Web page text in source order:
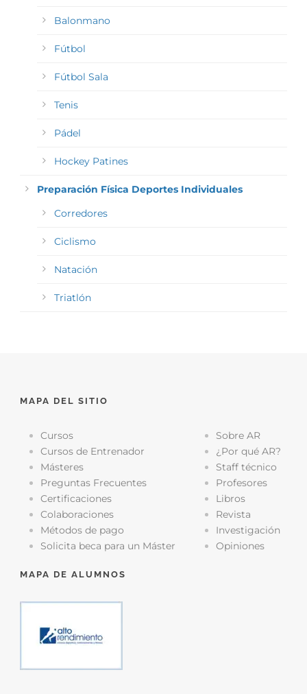
Balonmano
Fútbol
Fútbol Sala
Tenis
Pádel
Hockey Patines
Preparación Física Deportes Individuales
Corredores
Ciclismo
Natación
Triatlón
MAPA DEL SITIO
Cursos
Cursos de Entrenador
Másteres
Preguntas Frecuentes
Certificaciones
Colaboraciones
Métodos de pago
Solicita beca para un Máster
Sobre AR
¿Por qué AR?
Staff técnico
Profesores
Libros
Revista
Investigación
Opiniones
MAPA DE ALUMNOS